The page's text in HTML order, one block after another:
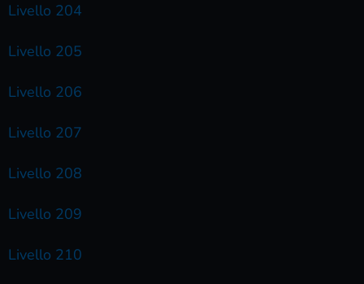
Livello 204
Livello 205
Livello 206
Livello 207
Livello 208
Livello 209
Livello 210